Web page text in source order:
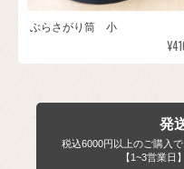
ぶらさがり筒 小
発
税込6000円以上のご購入
【1~3営業日